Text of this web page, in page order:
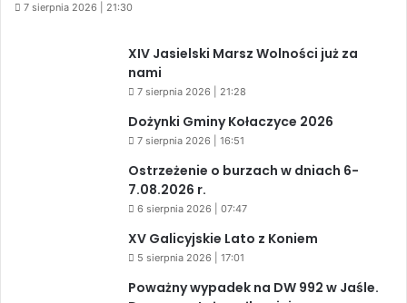
7 sierpnia 2026 | 21:30
XIV Jasielski Marsz Wolności już za
nami
7 sierpnia 2026 | 21:28
Dożynki Gminy Kołaczyce 2026
7 sierpnia 2026 | 16:51
Ostrzeżenie o burzach w dniach 6-
7.08.2026 r.
6 sierpnia 2026 | 07:47
XV Galicyjskie Lato z Koniem
5 sierpnia 2026 | 17:01
Poważny wypadek na DW 992 w Jaśle.